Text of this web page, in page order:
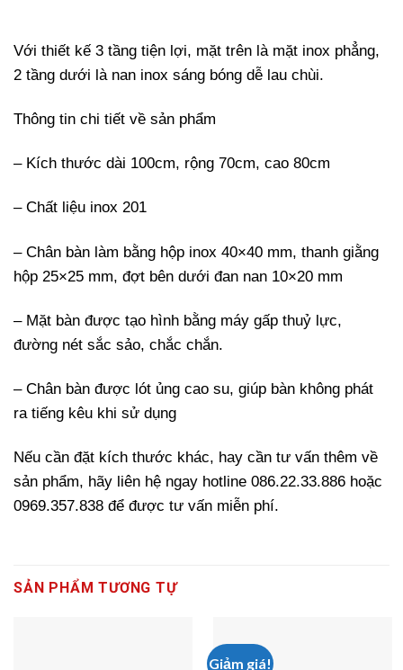
Với thiết kế 3 tầng tiện lợi, mặt trên là mặt inox phẳng,
2 tầng dưới là nan inox sáng bóng dễ lau chùi.
Thông tin chi tiết về sản phẩm
– Kích thước dài 100cm, rộng 70cm, cao 80cm
– Chất liệu inox 201
– Chân bàn làm bằng hộp inox 40×40 mm, thanh giằng
hộp 25×25 mm, đợt bên dưới đan nan 10×20 mm
– Mặt bàn được tạo hình bằng máy gấp thuỷ lực,
đường nét sắc sảo, chắc chắn.
– Chân bàn được lót ủng cao su, giúp bàn không phát
ra tiếng kêu khi sử dụng
Nếu cần đặt kích thước khác, hay cần tư vấn thêm về
sản phẩm, hãy liên hệ ngay hotline 086.22.33.886 hoặc
0969.357.838 để được tư vấn miễn phí.
SẢN PHẨM TƯƠNG TỰ
Giảm giá!